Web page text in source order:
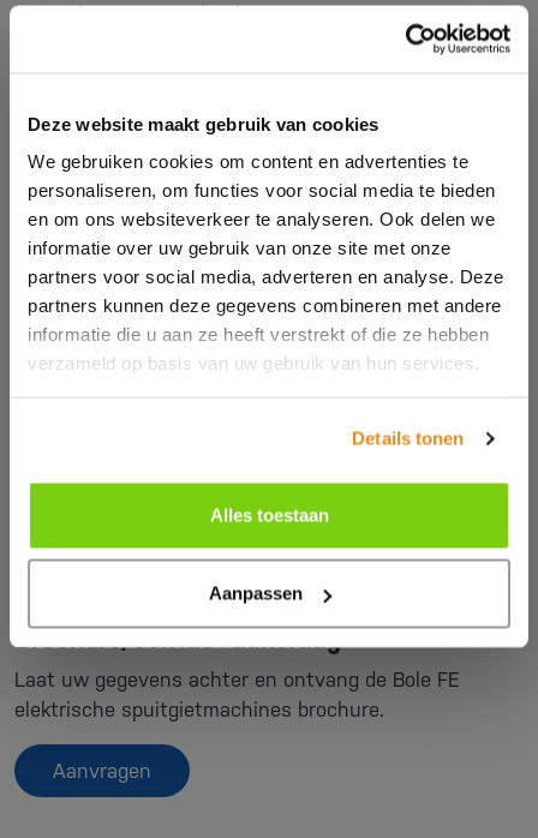
Deze website maakt gebruik van cookies
We gebruiken cookies om content en advertenties te
personaliseren, om functies voor social media te bieden
en om ons websiteverkeer te analyseren. Ook delen we
informatie over uw gebruik van onze site met onze
partners voor social media, adverteren en analyse. Deze
partners kunnen deze gegevens combineren met andere
informatie die u aan ze heeft verstrekt of die ze hebben
verzameld op basis van uw gebruik van hun services.
Details tonen
Alles toestaan
Aanpassen
Duits ontwerp plasticeer steem vergroot
KEBA kwaliteitscontrole, grafische weergave en
industrie 4.0 besturing.
Brochure/contact-aanvraag
Laat uw gegevens achter en ontvang de Bole FE
elektrische spuitgietmachines brochure.
Aanvragen